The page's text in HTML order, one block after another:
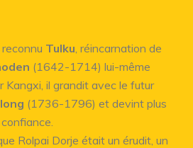
Tulku , réincarnation de
(1642-1714) lui-même
Kangxi, il grandit avec le futur
(1736-1796) et devint plus
Rolpai Dorje était un érudit, un